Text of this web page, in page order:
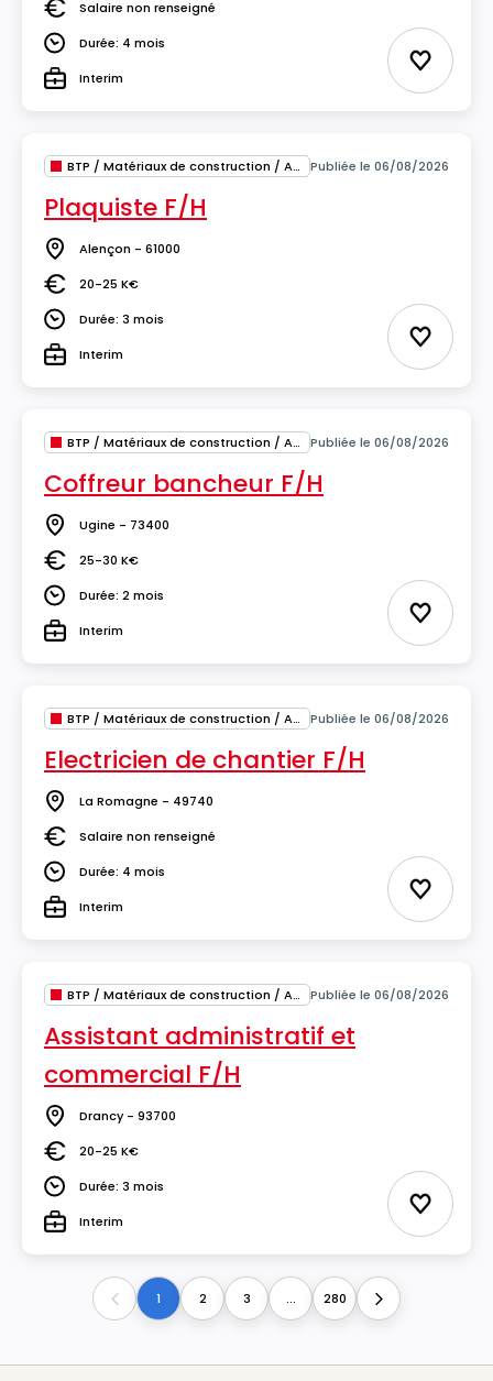
SalaireSalaire non renseigné
DuréeDurée: 4 mois
TypeInterim Ajouter
BTP / Matériaux de construction / Architecture Publiée le 06/08/2026
Plaquiste F/H
Lieu Alençon - 61000
Salaire20-25 K€
DuréeDurée: 3 mois
TypeInterim Ajouter
BTP / Matériaux de construction / Architecture Publiée le 06/08/2026
Coffreur bancheur F/H
Lieu Ugine - 73400
Salaire25-30 K€
DuréeDurée: 2 mois
TypeInterim Ajouter
BTP / Matériaux de construction / Architecture Publiée le 06/08/2026
Electricien de chantier F/H
Lieu La Romagne - 49740
SalaireSalaire non renseigné
DuréeDurée: 4 mois
TypeInterim Ajouter
BTP / Matériaux de construction / Architecture Publiée le 06/08/2026
Assistant administratif et
commercial F/H
Lieu Drancy - 93700
Salaire20-25 K€
DuréeDurée: 3 mois
TypeInterim Ajouter
Previous1 2 3 ... 280 Next